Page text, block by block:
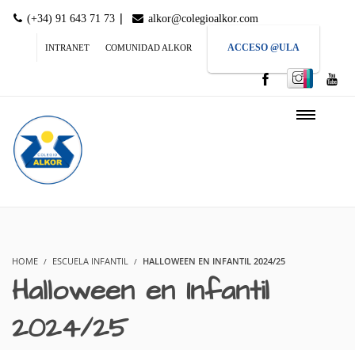
(+34) 91 643 71 73 | alkor@colegioalkor.com
INTRANET COMUNIDAD ALKOR ACCESO @ULA
HOME ESCUELA INFANTIL HALLOWEEN EN INFANTIL 2024/25
Halloween en Infantil
2024/25